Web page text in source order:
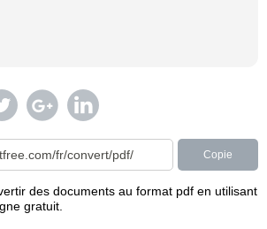
Copie
des documents au format pdf en utilisant
gratuit.